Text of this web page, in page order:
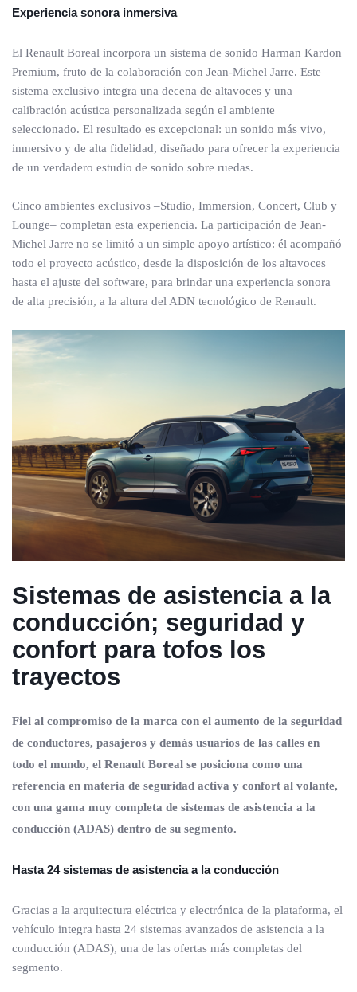
Experiencia sonora inmersiva
El Renault Boreal incorpora un sistema de sonido Harman Kardon
Premium, fruto de la colaboración con Jean-Michel Jarre. Este
sistema exclusivo integra una decena de altavoces y una
calibración acústica personalizada según el ambiente
seleccionado. El resultado es excepcional: un sonido más vivo,
inmersivo y de alta fidelidad, diseñado para ofrecer la experiencia
de un verdadero estudio de sonido sobre ruedas.
Cinco ambientes exclusivos –Studio, Immersion, Concert, Club y
Lounge– completan esta experiencia. La participación de Jean-
Michel Jarre no se limitó a un simple apoyo artístico: él acompañó
todo el proyecto acústico, desde la disposición de los altavoces
hasta el ajuste del software, para brindar una experiencia sonora
de alta precisión, a la altura del ADN tecnológico de Renault.
Sistemas de asistencia a la
conducción; seguridad y
confort para tofos los
trayectos
Fiel al compromiso de la marca con el aumento de la seguridad
de conductores, pasajeros y demás usuarios de las calles en
todo el mundo, el Renault Boreal se posiciona como una
referencia en materia de seguridad activa y confort al volante,
con una gama muy completa de sistemas de asistencia a la
conducción (ADAS) dentro de su segmento.
Hasta 24 sistemas de asistencia a la conducción
Gracias a la arquitectura eléctrica y electrónica de la plataforma, el
vehículo integra hasta 24 sistemas avanzados de asistencia a la
conducción (ADAS), una de las ofertas más completas del
segmento.